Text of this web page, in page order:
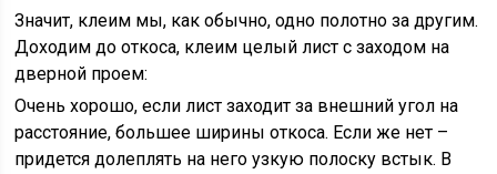
Значит, клеим мы, как обычно, одно полотно за другим.
Доходим до откоса, клеим целый лист с заходом на
дверной проем:
Очень хорошо, если лист заходит за внешний угол на
расстояние, большее ширины откоса. Если же нет –
придется долеплять на него узкую полоску встык. В